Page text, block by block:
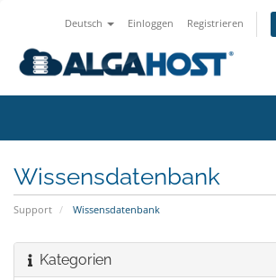
Deutsch Einloggen Registrieren
Wissensdatenbank
Support Wissensdatenbank
Kategorien